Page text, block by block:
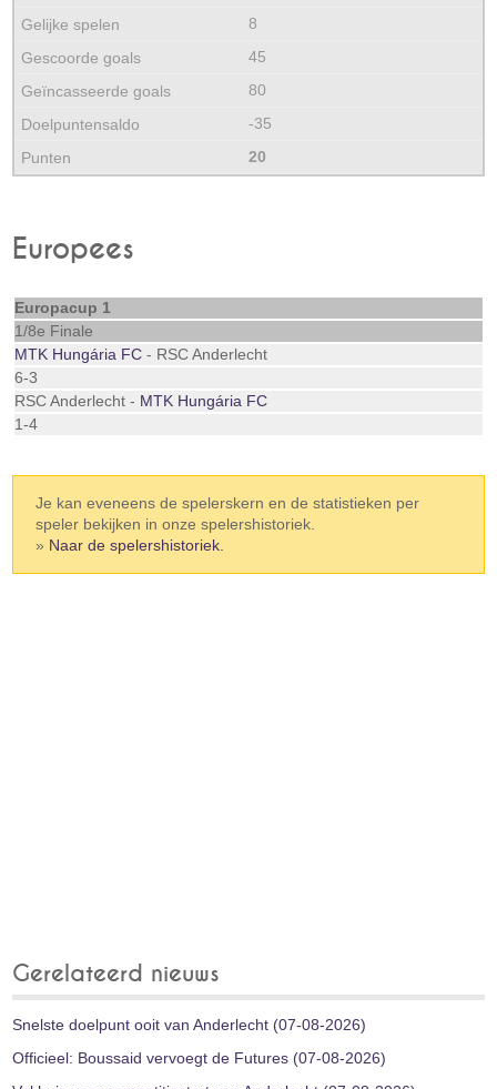
8
45
80
-35
20
Europees
Europacup 1
1/8e Finale
MTK Hungária FC - RSC Anderlecht
6-3
RSC Anderlecht - MTK Hungária FC
1-4
Je kan eveneens de spelerskern en de statistieken per
speler bekijken in onze spelershistoriek.
» Naar de spelershistoriek.
Gerelateerd nieuws
Snelste doelpunt ooit van Anderlecht (07-08-2026)
Officieel: Boussaid vervoegt de Futures (07-08-2026)